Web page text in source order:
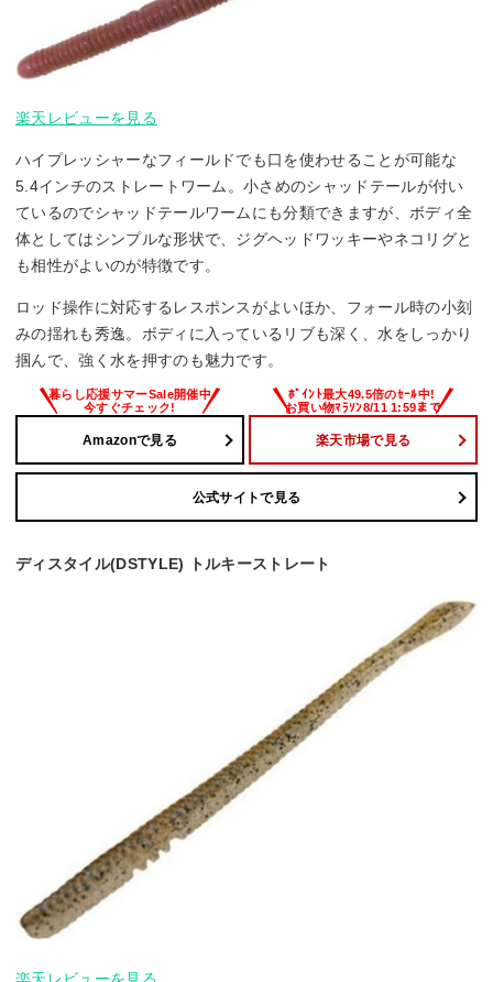
楽天レビューを見る
ハイプレッシャーなフィールドでも口を使わせることが可能な
5.4インチのストレートワーム。小さめのシャッドテールが付い
ているのでシャッドテールワームにも分類できますが、ボディ全
体としてはシンプルな形状で、ジグヘッドワッキーやネコリグと
も相性がよいのが特徴です。
ロッド操作に対応するレスポンスがよいほか、フォール時の小刻
みの揺れも秀逸。ボディに入っているリブも深く、水をしっかり
掴んで、強く水を押すのも魅力です。
Amazonで見る 楽天市場で見る
公式サイトで見る
ディスタイル(DSTYLE) トルキーストレート